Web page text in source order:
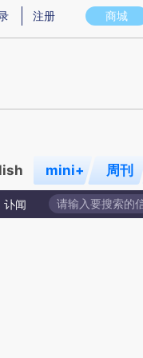
图存在偏差。不代表财新观
商城
注册
mini+ 周刊
讣闻